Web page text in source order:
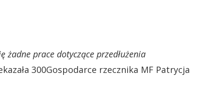
prace dotyczące przedłużenia
300Gospodarce rzecznika MF Patrycja